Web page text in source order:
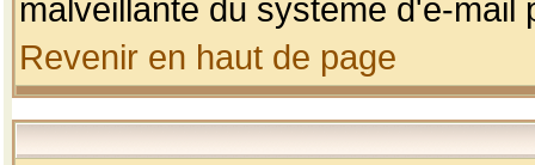
malveillante du système d'e-
Revenir en haut de page